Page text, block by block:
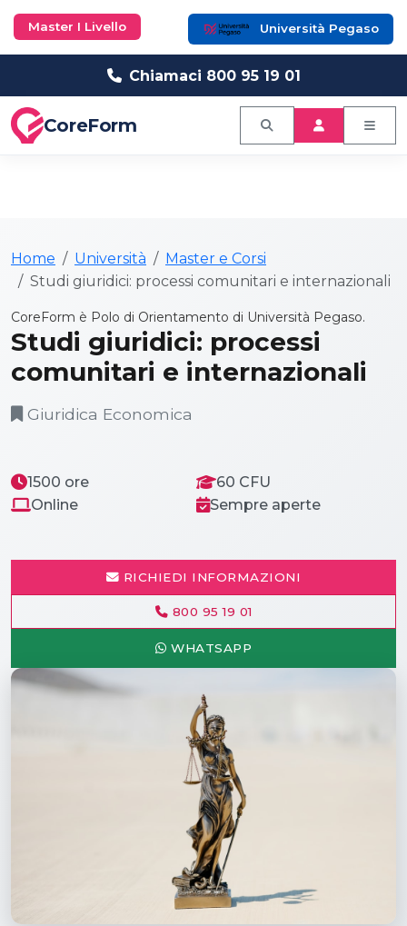
Chiamaci 800 95 19 01
CoreForm
Home Università
Master e Corsi
Studi giuridici: processi comunitari e internazionali
Master I Livello Università Pegaso
CoreForm è Polo di Orientamento di Università Pegaso.
Studi giuridici: processi
comunitari e internazionali
Giuridica Economica
1500 ore
60 CFU
Online
Sempre aperte
RICHIEDI INFORMAZIONI
800 95 19 01
WHATSAPP